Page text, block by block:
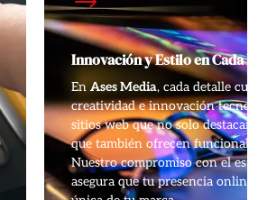
en Cada Pixel
cada detalle cuenta. Fusionamos
tecnológica para diseñar
solo destacan visualmente, sino
funcionalidades avanzadas.
con el estilo y la vanguardia
online refleje la esencia